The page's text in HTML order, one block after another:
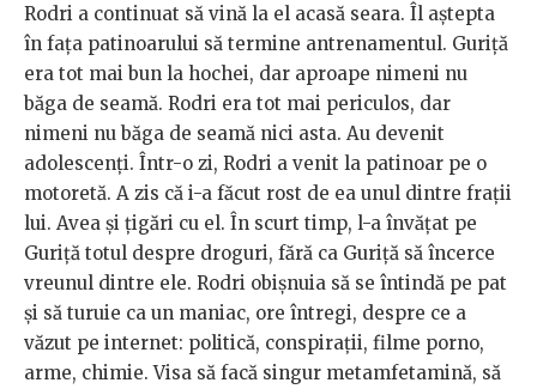
Rodri a continuat să vină la el acasă seara. Îl aștepta
în fața patinoarului să termine antrenamentul. Guriță
era tot mai bun la hochei, dar aproape nimeni nu
băga de seamă. Rodri era tot mai periculos, dar
nimeni nu băga de seamă nici asta. Au devenit
adolescenți. Într-o zi, Rodri a venit la patinoar pe o
motoretă. A zis că i-a făcut rost de ea unul dintre frații
lui. Avea și țigări cu el. În scurt timp, l-a învățat pe
Guriță totul despre droguri, fără ca Guriță să încerce
vreunul dintre ele. Rodri obișnuia să se întindă pe pat
și să turuie ca un maniac, ore întregi, despre ce a
văzut pe internet: politică, conspirații, filme porno,
arme, chimie. Visa să facă singur metamfetamină, să